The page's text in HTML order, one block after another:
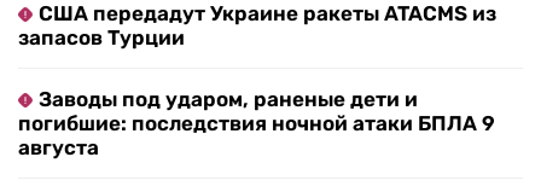
США передадут Украине ракеты ATACMS из
запасов Турции
Заводы под ударом, раненые дети и
погибшие: последствия ночной атаки БПЛА 9
августа